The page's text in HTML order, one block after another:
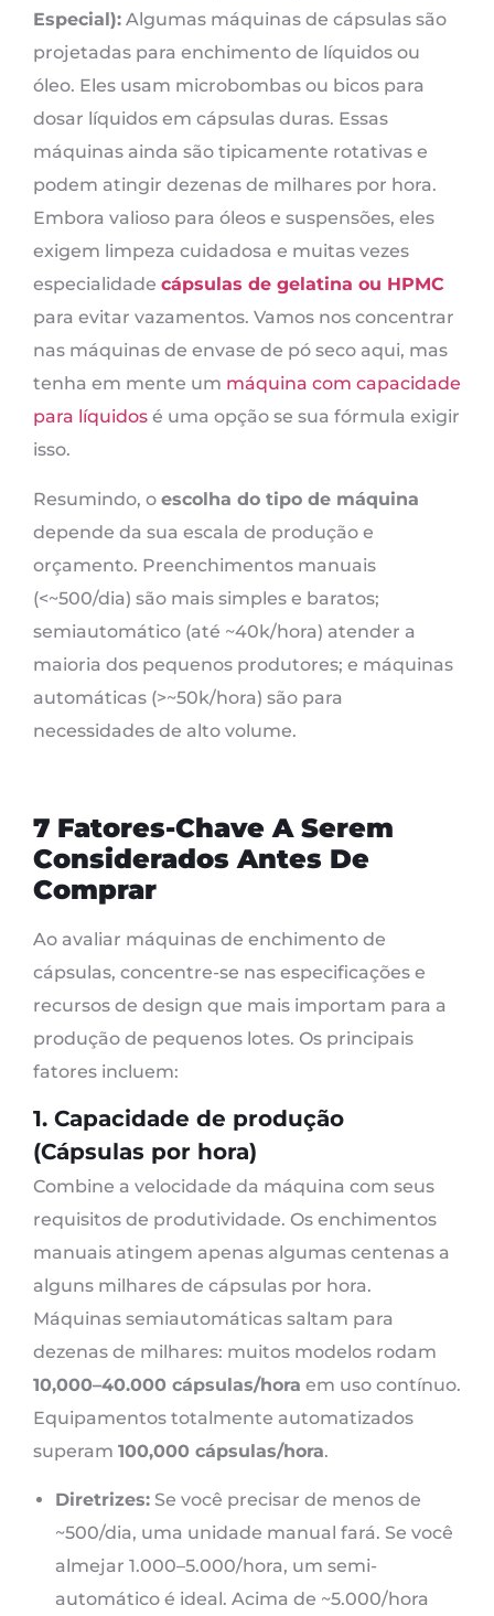
Especial): Algumas máquinas de cápsulas são
projetadas para enchimento de líquidos ou
óleo. Eles usam microbombas ou bicos para
dosar líquidos em cápsulas duras. Essas
máquinas ainda são tipicamente rotativas e
podem atingir dezenas de milhares por hora.
Embora valioso para óleos e suspensões, eles
exigem limpeza cuidadosa e muitas vezes
especialidade cápsulas de gelatina ou HPMC
para evitar vazamentos. Vamos nos concentrar
nas máquinas de envase de pó seco aqui, mas
tenha em mente um máquina com capacidade
para líquidos é uma opção se sua fórmula exigir
isso.
Resumindo, o escolha do tipo de máquina
depende da sua escala de produção e
orçamento. Preenchimentos manuais
(<~500/dia) são mais simples e baratos;
semiautomático (até ~40k/hora) atender a
maioria dos pequenos produtores; e máquinas
automáticas (>~50k/hora) são para
necessidades de alto volume.
7 Fatores-Chave A Serem
Considerados Antes De
Comprar
Ao avaliar máquinas de enchimento de
cápsulas, concentre-se nas especificações e
recursos de design que mais importam para a
produção de pequenos lotes. Os principais
fatores incluem:
1. Capacidade de produção
(Cápsulas por hora)
Combine a velocidade da máquina com seus
requisitos de produtividade. Os enchimentos
manuais atingem apenas algumas centenas a
alguns milhares de cápsulas por hora.
Máquinas semiautomáticas saltam para
dezenas de milhares: muitos modelos rodam
10,000–40.000 cápsulas/hora em uso contínuo.
Equipamentos totalmente automatizados
superam 100,000 cápsulas/hora.
Diretrizes: Se você precisar de menos de
~500/dia, uma unidade manual fará. Se você
almejar 1.000–5.000/hora, um semi-
automático é ideal. Acima de ~5.000/hora